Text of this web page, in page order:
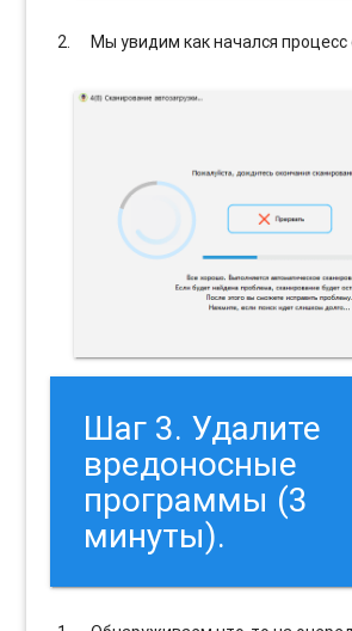
Мы увидим как начался процесс
Шаг 3. Удалите
вредоносные
программы (3
минуты).